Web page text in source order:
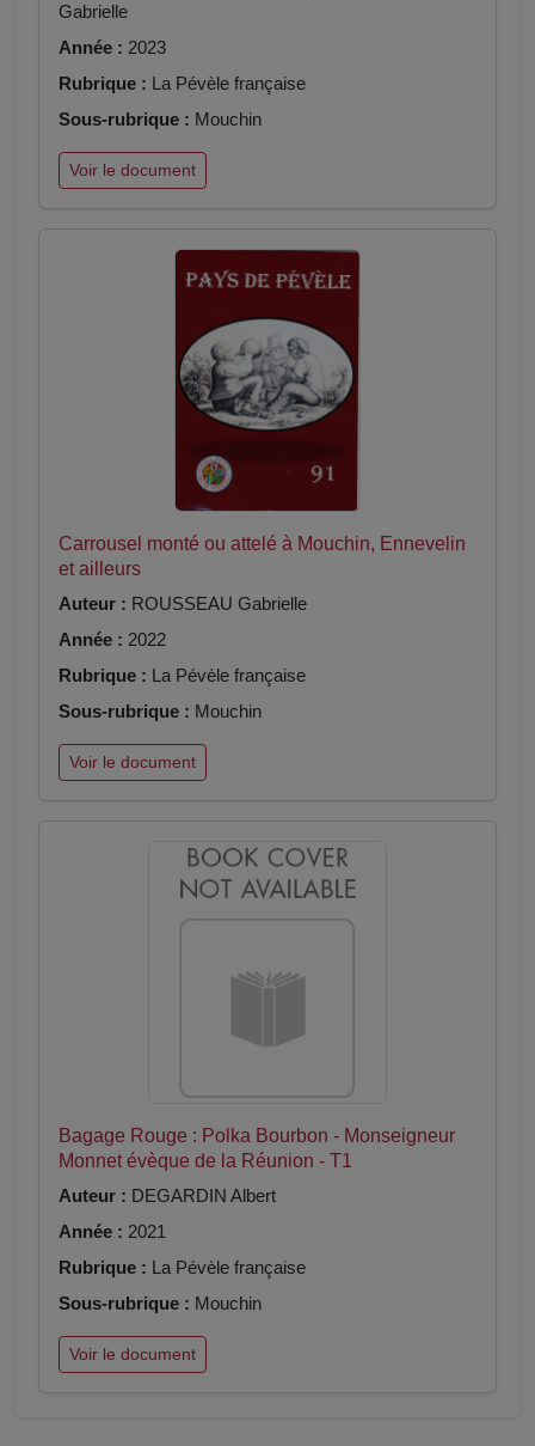
Gabrielle
Année : 2023
Rubrique : La Pévèle française
Sous-rubrique : Mouchin
Voir le document
Carrousel monté ou attelé à Mouchin, Ennevelin
et ailleurs
Auteur : ROUSSEAU Gabrielle
Année : 2022
Rubrique : La Pévèle française
Sous-rubrique : Mouchin
Voir le document
Bagage Rouge : Polka Bourbon - Monseigneur
Monnet évèque de la Réunion - T1
Auteur : DEGARDIN Albert
Année : 2021
Rubrique : La Pévèle française
Sous-rubrique : Mouchin
Voir le document